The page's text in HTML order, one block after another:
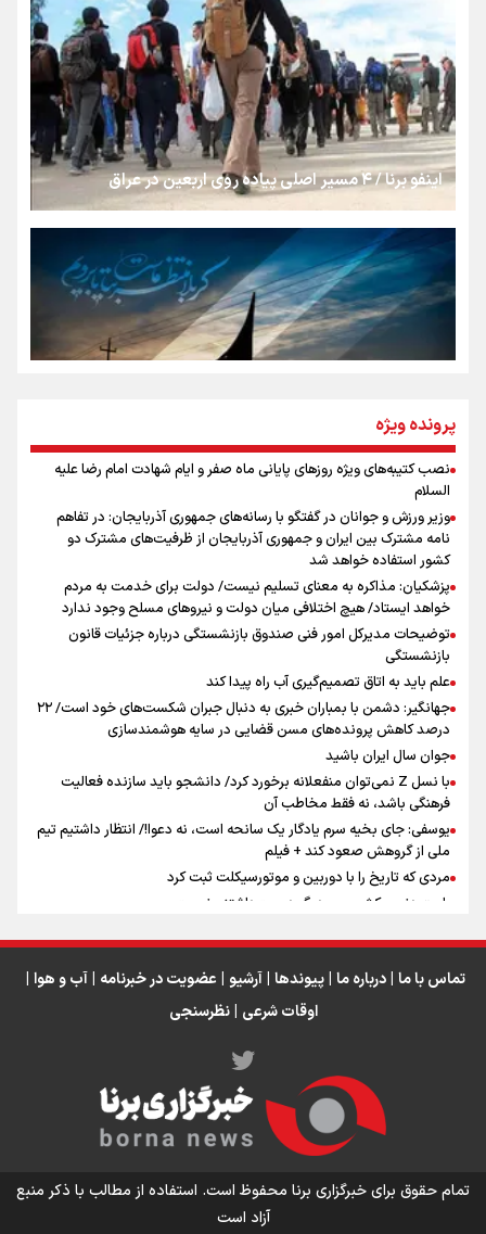
«هورامان»؛ میراثی که جهان را شیفته کرد
شکستگیِ بزرگ؛ روایتِ یک استخوان، یک نسل، یک توهم!
رسانه ملی و حق مردم برای شنیدن صدای رئیس‌جمهوری
روایت ایران از کنار مردم
جمله‌ای که بغض چهارماهه را شکست؛ «آهای مردم، آقا از
تهران رفتند»
سه حسرتی که به دلم ماند
اینفو برنا / ۴ مسیر اصلی پیاده روی اربعین در عراق
اینفو برنا / توصیه‌هایی طلایی برای پیاده روی اربعین
اینفو برنا / جدول کامل فاصله مرز شلمچه تا شهرهای زیارتی
عراق
اینفو برنا/ میزان مالیات بر ارزش افزوده چقدر است؟
پرونده ویژه
نصب کتیبه‌های ویژه روزهای پایانی ماه صفر و ایام شهادت امام رضا علیه
السلام
وزیر ورزش و جوانان در گفتگو با رسانه‌های جمهوری آذربایجان: در تفاهم
نامه مشترک بین ایران و جمهوری آذربایجان از ظرفیت‌های مشترک دو
کشور استفاده خواهد شد
پزشکیان: مذاکره به معنای تسلیم نیست/ دولت برای خدمت به مردم
خواهد ایستاد/ هیچ اختلافی میان دولت و نیروهای مسلح وجود ندارد
توضیحات مدیرکل امور فنی صندوق بازنشستگی درباره جزئیات قانون
بازنشستگی
علم باید به اتاق تصمیم‌گیری آب راه پیدا کند
جهانگیر: دشمن با بمباران خبری به دنبال جبران شکست‌های خود است/ ۲۲
درصد کاهش پرونده‌های مسن قضایی در سایه هوشمندسازی
جوان سال ایران باشید
با نسل Z نمی‌توان منفعلانه برخورد کرد/ دانشجو باید سازنده فعالیت
فرهنگی باشد، نه فقط مخاطب آن
یوسفی: جای بخیه سرم یادگار یک سانحه است، نه دعوا!/ انتظار داشتیم تیم
ملی از گروهش صعود کند + فیلم
مردی که تاریخ را با دوربین و موتورسیکلت ثبت کرد
رابرت دنیرو: کشور من دیگر دوست‌داشتنی نیست
انتظار حضور تیم‌های بزرگ مثل استقلال در لیگ هستیم
تورم ۵۸ درصدی معدن / وقتی هزینه استخراج از توان قیمت‌گذاری سبقتتماس با ما | درباره ما | پیوندها | آرشیو | عضویت در خبرنامه | آب و هوا |
اوقات شرعی | نظرسنجی
تمام حقوق برای خبرگزاری برنا محفوظ است. استفاده از مطالب با ذکر منبع
آزاد است